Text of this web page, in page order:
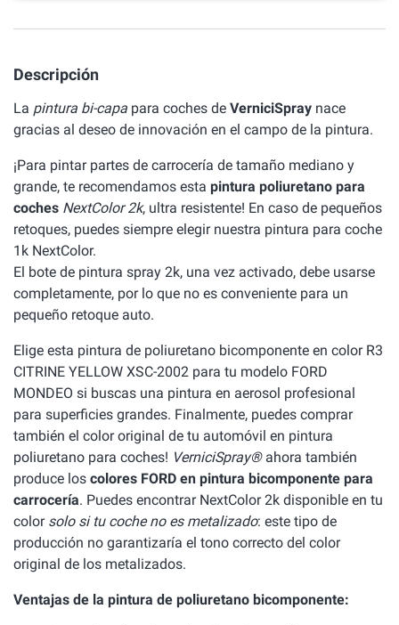
Descripción
La pintura bi-capa para coches de VerniciSpray nace
gracias al deseo de innovación en el campo de la pintura.
¡Para pintar partes de carrocería de tamaño mediano y
grande, te recomendamos esta pintura poliuretano para
coches NextColor 2k, ultra resistente! En caso de pequeños
retoques, puedes siempre elegir nuestra pintura para coche
1k NextColor.
El bote de pintura spray 2k, una vez activado, debe usarse
completamente, por lo que no es conveniente para un
pequeño retoque auto.
Elige esta pintura de poliuretano bicomponente en color R3
CITRINE YELLOW XSC-2002 para tu modelo FORD
MONDEO si buscas una pintura en aerosol profesional
para superficies grandes. Finalmente, puedes comprar
también el color original de tu automóvil en pintura
poliuretano para coches! VerniciSpray®ahora también
produce los colores FORD en pintura bicomponente para
carrocería. Puedes encontrar NextColor 2k disponible en tu
color solo si tu coche no es metalizado: este tipo de
producción no garantizaría el tono correcto del color
original de los metalizados.
Ventajas de la pintura de poliuretano bicomponente: